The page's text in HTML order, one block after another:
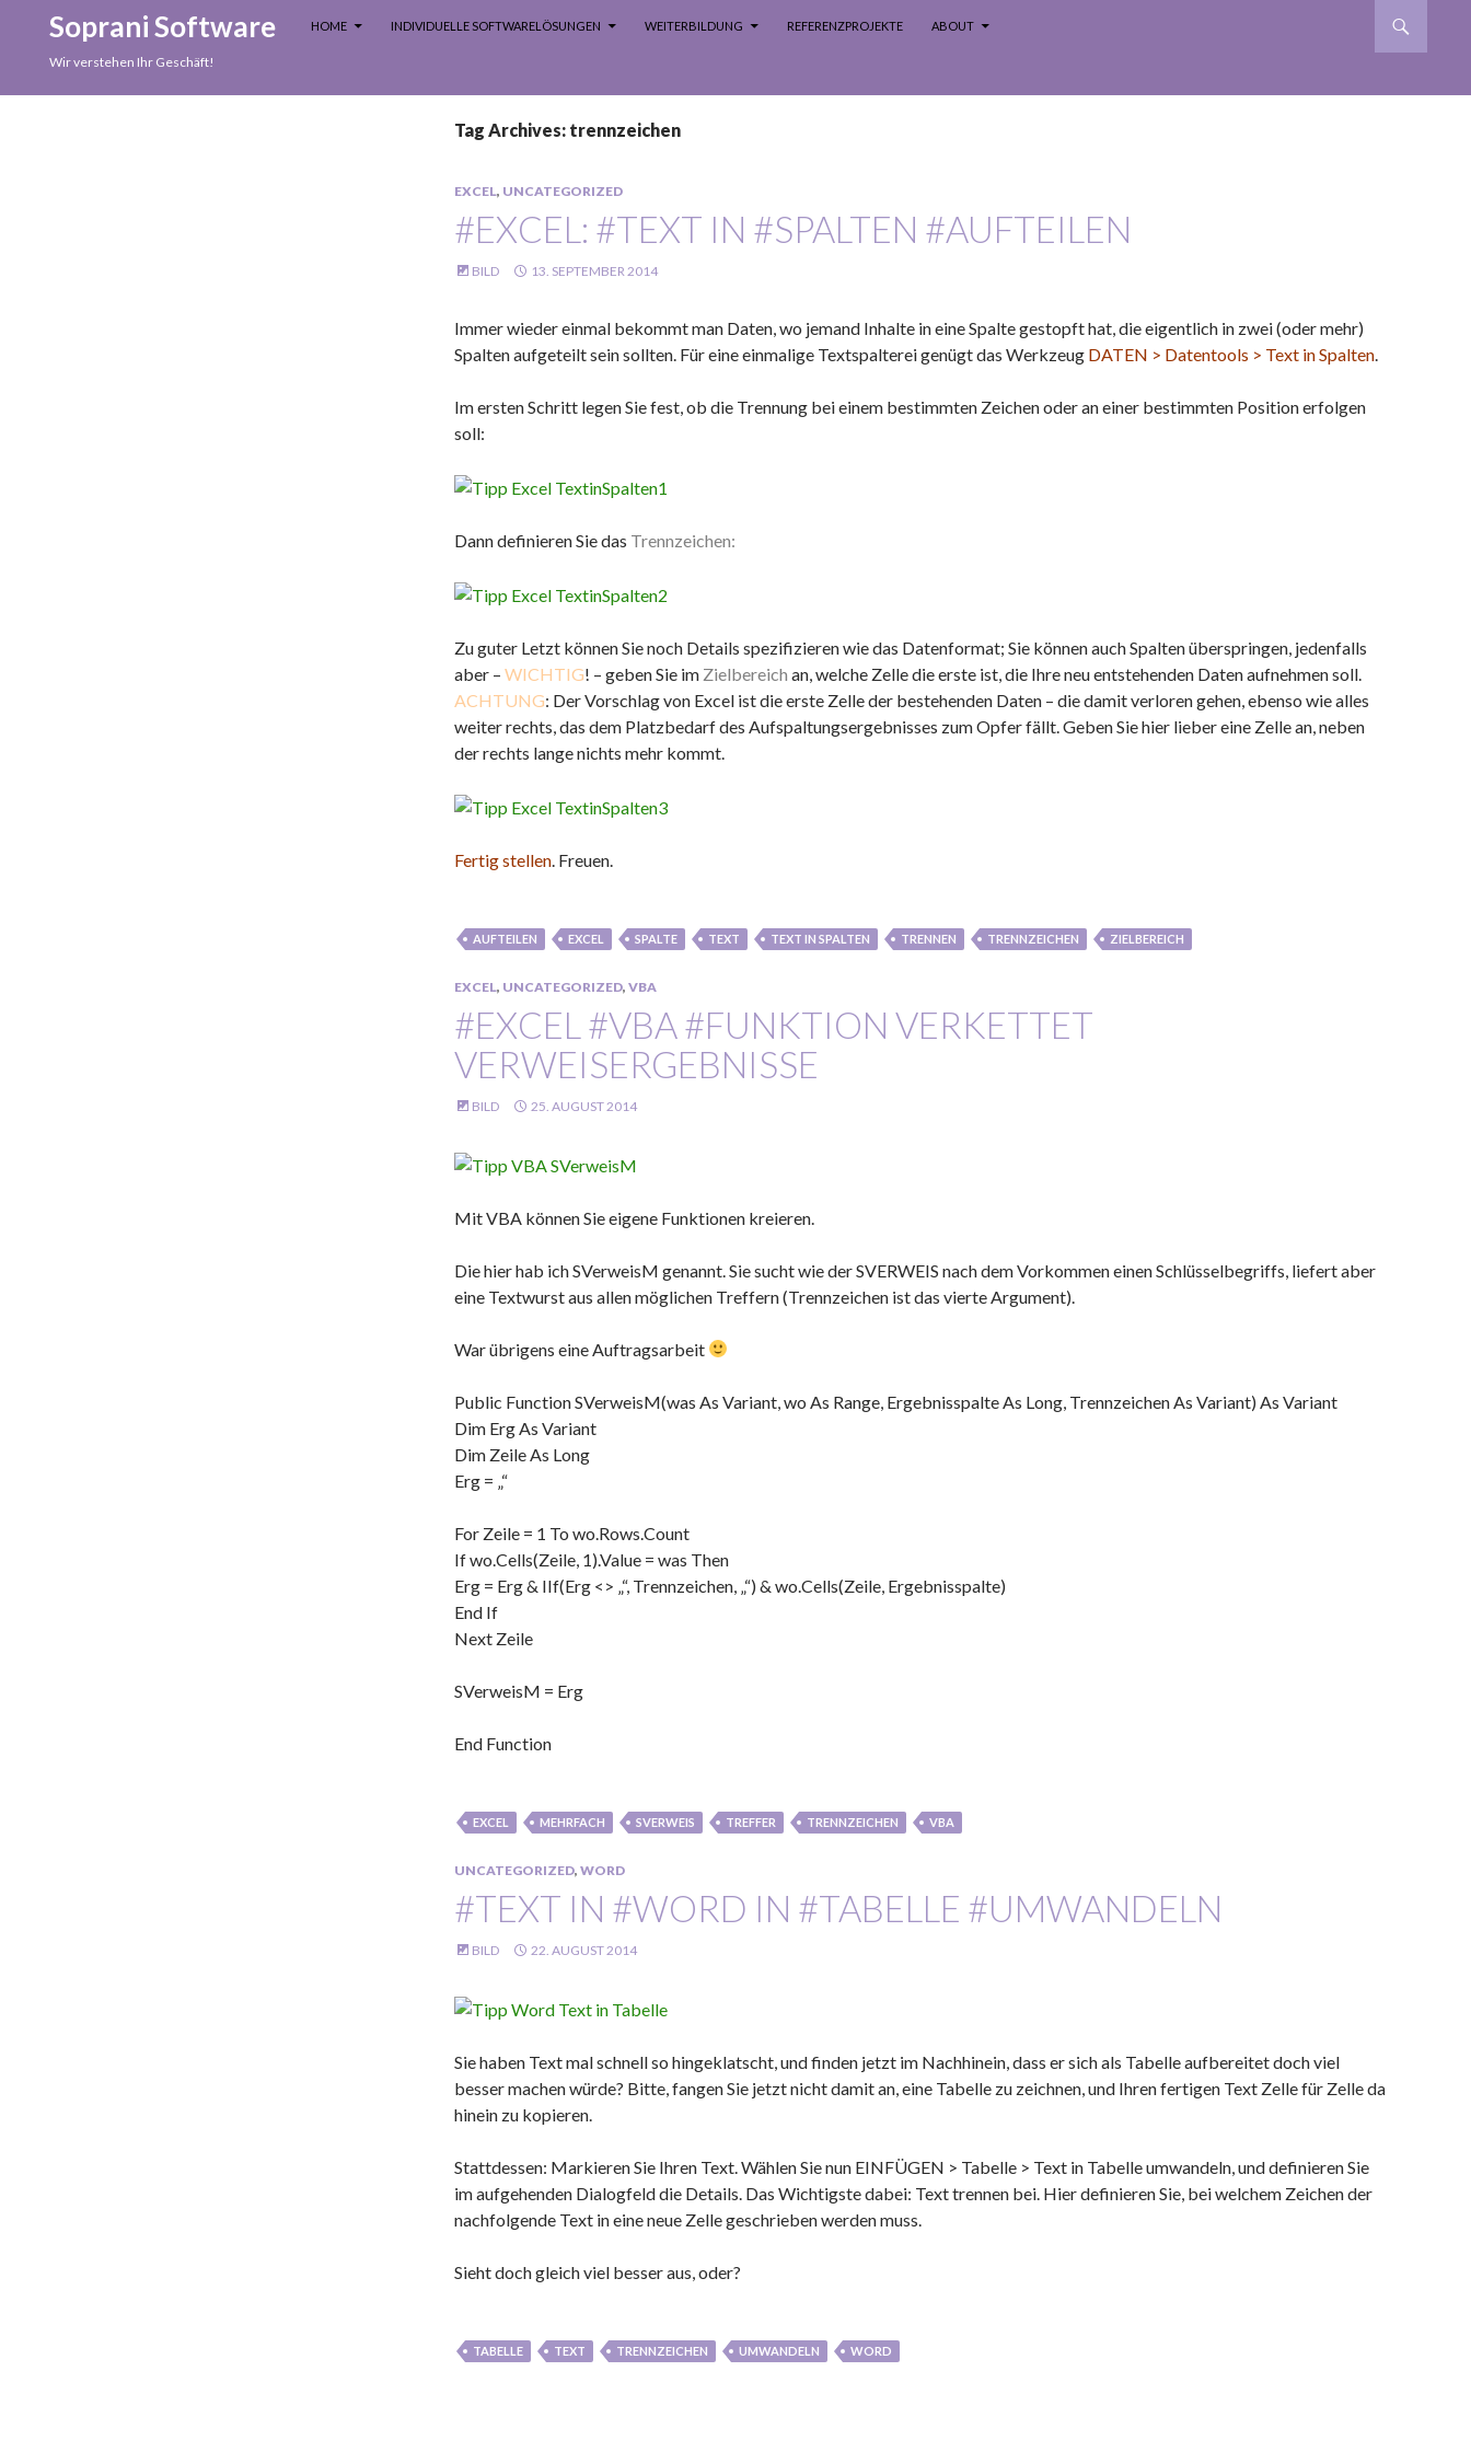
Soprani Software
Search
HOME
INDIVIDUELLE SOFTWARELÖSUNGEN WEITERBILDUNG REFERENZPROJEKTE ABOUT
Wir verstehen Ihr Geschäft!
Tag Archives: trennzeichen
EXCEL, UNCATEGORIZED
#EXCEL: #TEXT IN #SPALTEN #AUFTEILEN
BILD 13. SEPTEMBER 2014
Immer wieder einmal bekommt man Daten, wo jemand Inhalte in eine Spalte gestopft hat, die eigentlich in zwei (oder mehr)
Spalten aufgeteilt sein sollten. Für eine einmalige Textspalterei genügt das Werkzeug DATEN > Datentools > Text in Spalten.
Im ersten Schritt legen Sie fest, ob die Trennung bei einem bestimmten Zeichen oder an einer bestimmten Position erfolgen
soll:
Dann definieren Sie das Trennzeichen:
Zu guter Letzt können Sie noch Details spezifizieren wie das Datenformat; Sie können auch Spalten überspringen, jedenfalls
aber – WICHTIG! – geben Sie im Zielbereich an, welche Zelle die erste ist, die Ihre neu entstehenden Daten aufnehmen soll.
ACHTUNG: Der Vorschlag von Excel ist die erste Zelle der bestehenden Daten – die damit verloren gehen, ebenso wie alles
weiter rechts, das dem Platzbedarf des Aufspaltungsergebnisses zum Opfer fällt. Geben Sie hier lieber eine Zelle an, neben
der rechts lange nichts mehr kommt.
Fertig stellen. Freuen.
AUFTEILEN EXCEL SPALTE TEXT TEXT IN SPALTEN TRENNEN TRENNZEICHEN ZIELBEREICH
EXCEL, UNCATEGORIZED, VBA
#EXCEL #VBA #FUNKTION VERKETTET
VERWEISERGEBNISSE
BILD 25. AUGUST 2014
Mit VBA können Sie eigene Funktionen kreieren.
Die hier hab ich SVerweisM genannt. Sie sucht wie der SVERWEIS nach dem Vorkommen einen Schlüsselbegriffs, liefert aber
eine Textwurst aus allen möglichen Treffern (Trennzeichen ist das vierte Argument).
War übrigens eine Auftragsarbeit
Public Function SVerweisM(was As Variant, wo As Range, Ergebnisspalte As Long, Trennzeichen As Variant) As Variant
Dim Erg As Variant
Dim Zeile As Long
Erg = „“
For Zeile = 1 To wo.Rows.Count
If wo.Cells(Zeile, 1).Value = was Then
Erg = Erg & IIf(Erg <> „“, Trennzeichen, „“) & wo.Cells(Zeile, Ergebnisspalte)
End If
Next Zeile
SVerweisM = Erg
End Function
EXCEL MEHRFACH SVERWEIS TREFFER TRENNZEICHEN VBA
UNCATEGORIZED, WORD
#TEXT IN #WORD IN #TABELLE #UMWANDELN
BILD 22. AUGUST 2014
Sie haben Text mal schnell so hingeklatscht, und finden jetzt im Nachhinein, dass er sich als Tabelle aufbereitet doch viel
besser machen würde? Bitte, fangen Sie jetzt nicht damit an, eine Tabelle zu zeichnen, und Ihren fertigen Text Zelle für Zelle da
hinein zu kopieren.
Stattdessen: Markieren Sie Ihren Text. Wählen Sie nun EINFÜGEN > Tabelle > Text in Tabelle umwandeln, und definieren Sie
im aufgehenden Dialogfeld die Details. Das Wichtigste dabei: Text trennen bei. Hier definieren Sie, bei welchem Zeichen der
nachfolgende Text in eine neue Zelle geschrieben werden muss.
Sieht doch gleich viel besser aus, oder?
TABELLE TEXT TRENNZEICHEN UMWANDELN WORD